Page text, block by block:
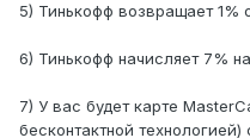
5) Тинькофф возвращает 1%
6) Тинькофф начисляет 7%
7) У вас будет карте
бесконтактной